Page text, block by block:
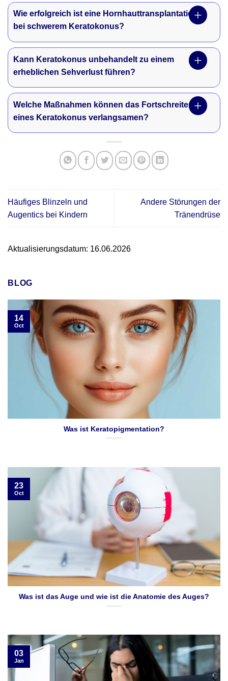
Wie erfolgreich ist eine Hornhauttransplantation
bei schwerem Keratokonus?
Kann Keratokonus unbehandelt zu einem
erheblichen Sehverlust führen?
Welche Maßnahmen können das Fortschreiten
eines Keratokonus verlangsamen?
Häufiges Blinzeln und
Augentics bei Kindern
Andere Störungen der
Tränendrüse
Aktualisierungsdatum: 16.06.2026
BLOG
Was ist Keratopigmentation?
14
Oct
Was ist das Auge und wie ist die Anatomie des Auges?
23
Oct
03
Jan